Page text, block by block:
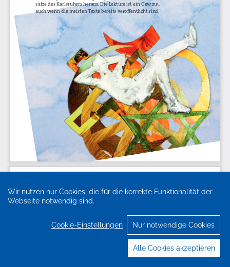
Wir nutzen nur Cookies, die für die korrekte Funktionalität der
Webseite notwendig sind.
Cookie-Einstellungen Nur notwendige Cookies
Alle Cookies akzeptieren